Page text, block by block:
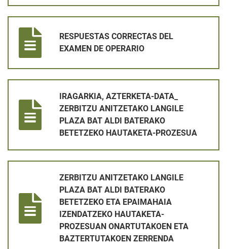
RESPUESTAS CORRECTAS DEL
EXAMEN DE OPERARIO
IRAGARKIA, AZTERKETA-DATA_
ZERBITZU ANITZETAKO LANGILE
PLAZA BAT ALDI BATERAKO
BETETZEKO HAUTAKETA-PROZESUA
ZERBITZU ANITZETAKO LANGILE
PLAZA BAT ALDI BATERAKO
BETETZEKO ETA EPAIMAHAIA
IZENDATZEKO HAUTAKETA-
PROZESUAN ONARTUTAKOEN ETA
BAZTERTUTAKOEN ZERRENDA